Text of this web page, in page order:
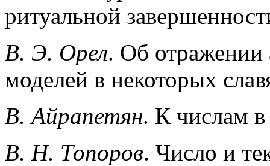
ритуальной
В. Э. Орел. Об отражении
моделей в некоторых
В. Айрапетян. К числам в
В. Н. Топоров. Число и